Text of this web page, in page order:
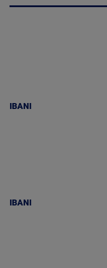
IBANI
IBANI